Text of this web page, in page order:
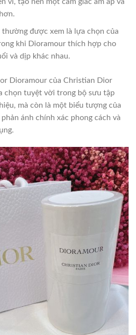
vĩ, tạo nên một cảm giác ấm áp và
thường được xem là lựa chọn của
khi Dioramour thích hợp cho
và dịp khác nhau.
Dioramour của Christian Dior
chọn tuyệt vời trong bộ sưu tập
mà còn là một biểu tượng của
ánh chính xác phong cách và